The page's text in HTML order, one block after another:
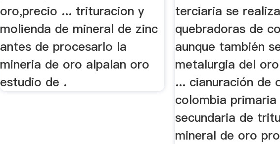
oro,precio ... trituracion y
molienda de mineral de zinc
antes de procesarlo la
mineria de oro alpalan oro
estudio de .
terciaria se
quebradoras de
aunque también
metalurgia del
... cianuración de
colombia primaria
secundaria de
mineral de oro